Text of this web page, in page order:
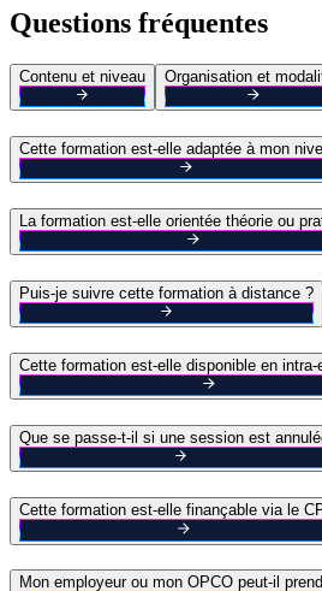
Questions fréquentes
Contenu et niveau Organisation et
Cette formation est-elle adaptée à mon
La formation est-elle orientée théorie ou
Puis-je suivre cette formation à distance ?
Cette formation est-elle disponible en intra-
Que se passe-t-il si une session est
Cette formation est-elle finançable via le
Mon employeur ou mon OPCO peut-il